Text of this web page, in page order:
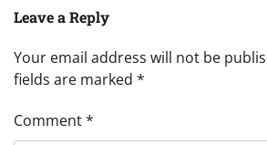
Leave a Reply
Your email address will not be
fields are marked *
Comment*